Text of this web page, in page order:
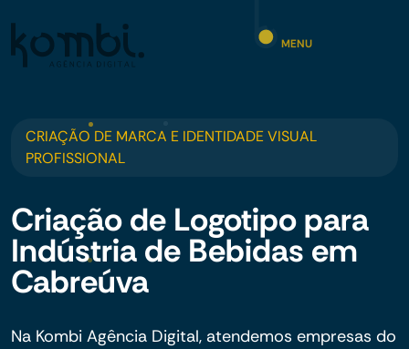
MENU
CRIAÇÃO DE MARCA E IDENTIDADE VISUAL
PROFISSIONAL
Criação de Logotipo para
Indústria de Bebidas em
Cabreúva
Na Kombi Agência Digital, atendemos empresas do